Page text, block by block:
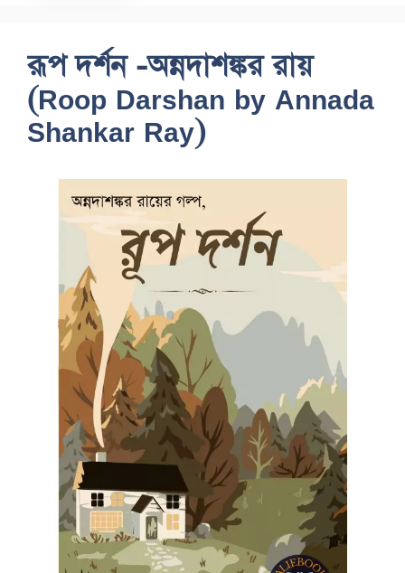
রূপ দর্শন -অন্নদাশঙ্কর রায়
(Roop Darshan by Annada
Shankar Ray)